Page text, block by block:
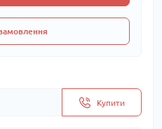
Купити